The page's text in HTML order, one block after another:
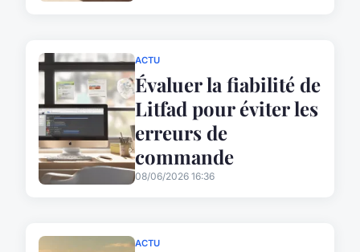
ACTU
Évaluer la fiabilité de
Litfad pour éviter les
erreurs de
commande
08/06/2026 16:36
ACTU